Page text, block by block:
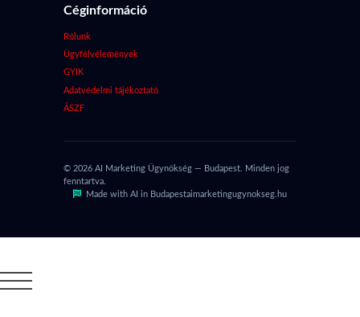
Céginformáció
Rólunk
Ügyfélvélemények
GYIK
Adatvédelmi tájékoztató
ÁSZF
© 2026 AI Marketing Ügynökség — Budapest. Minden jog
fenntartva.
Made with AI in Budapestaimarketingugynokseg.hu